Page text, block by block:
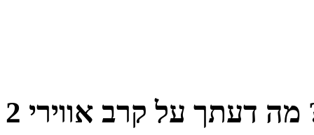
מה דעתך על קרב אווירי 2